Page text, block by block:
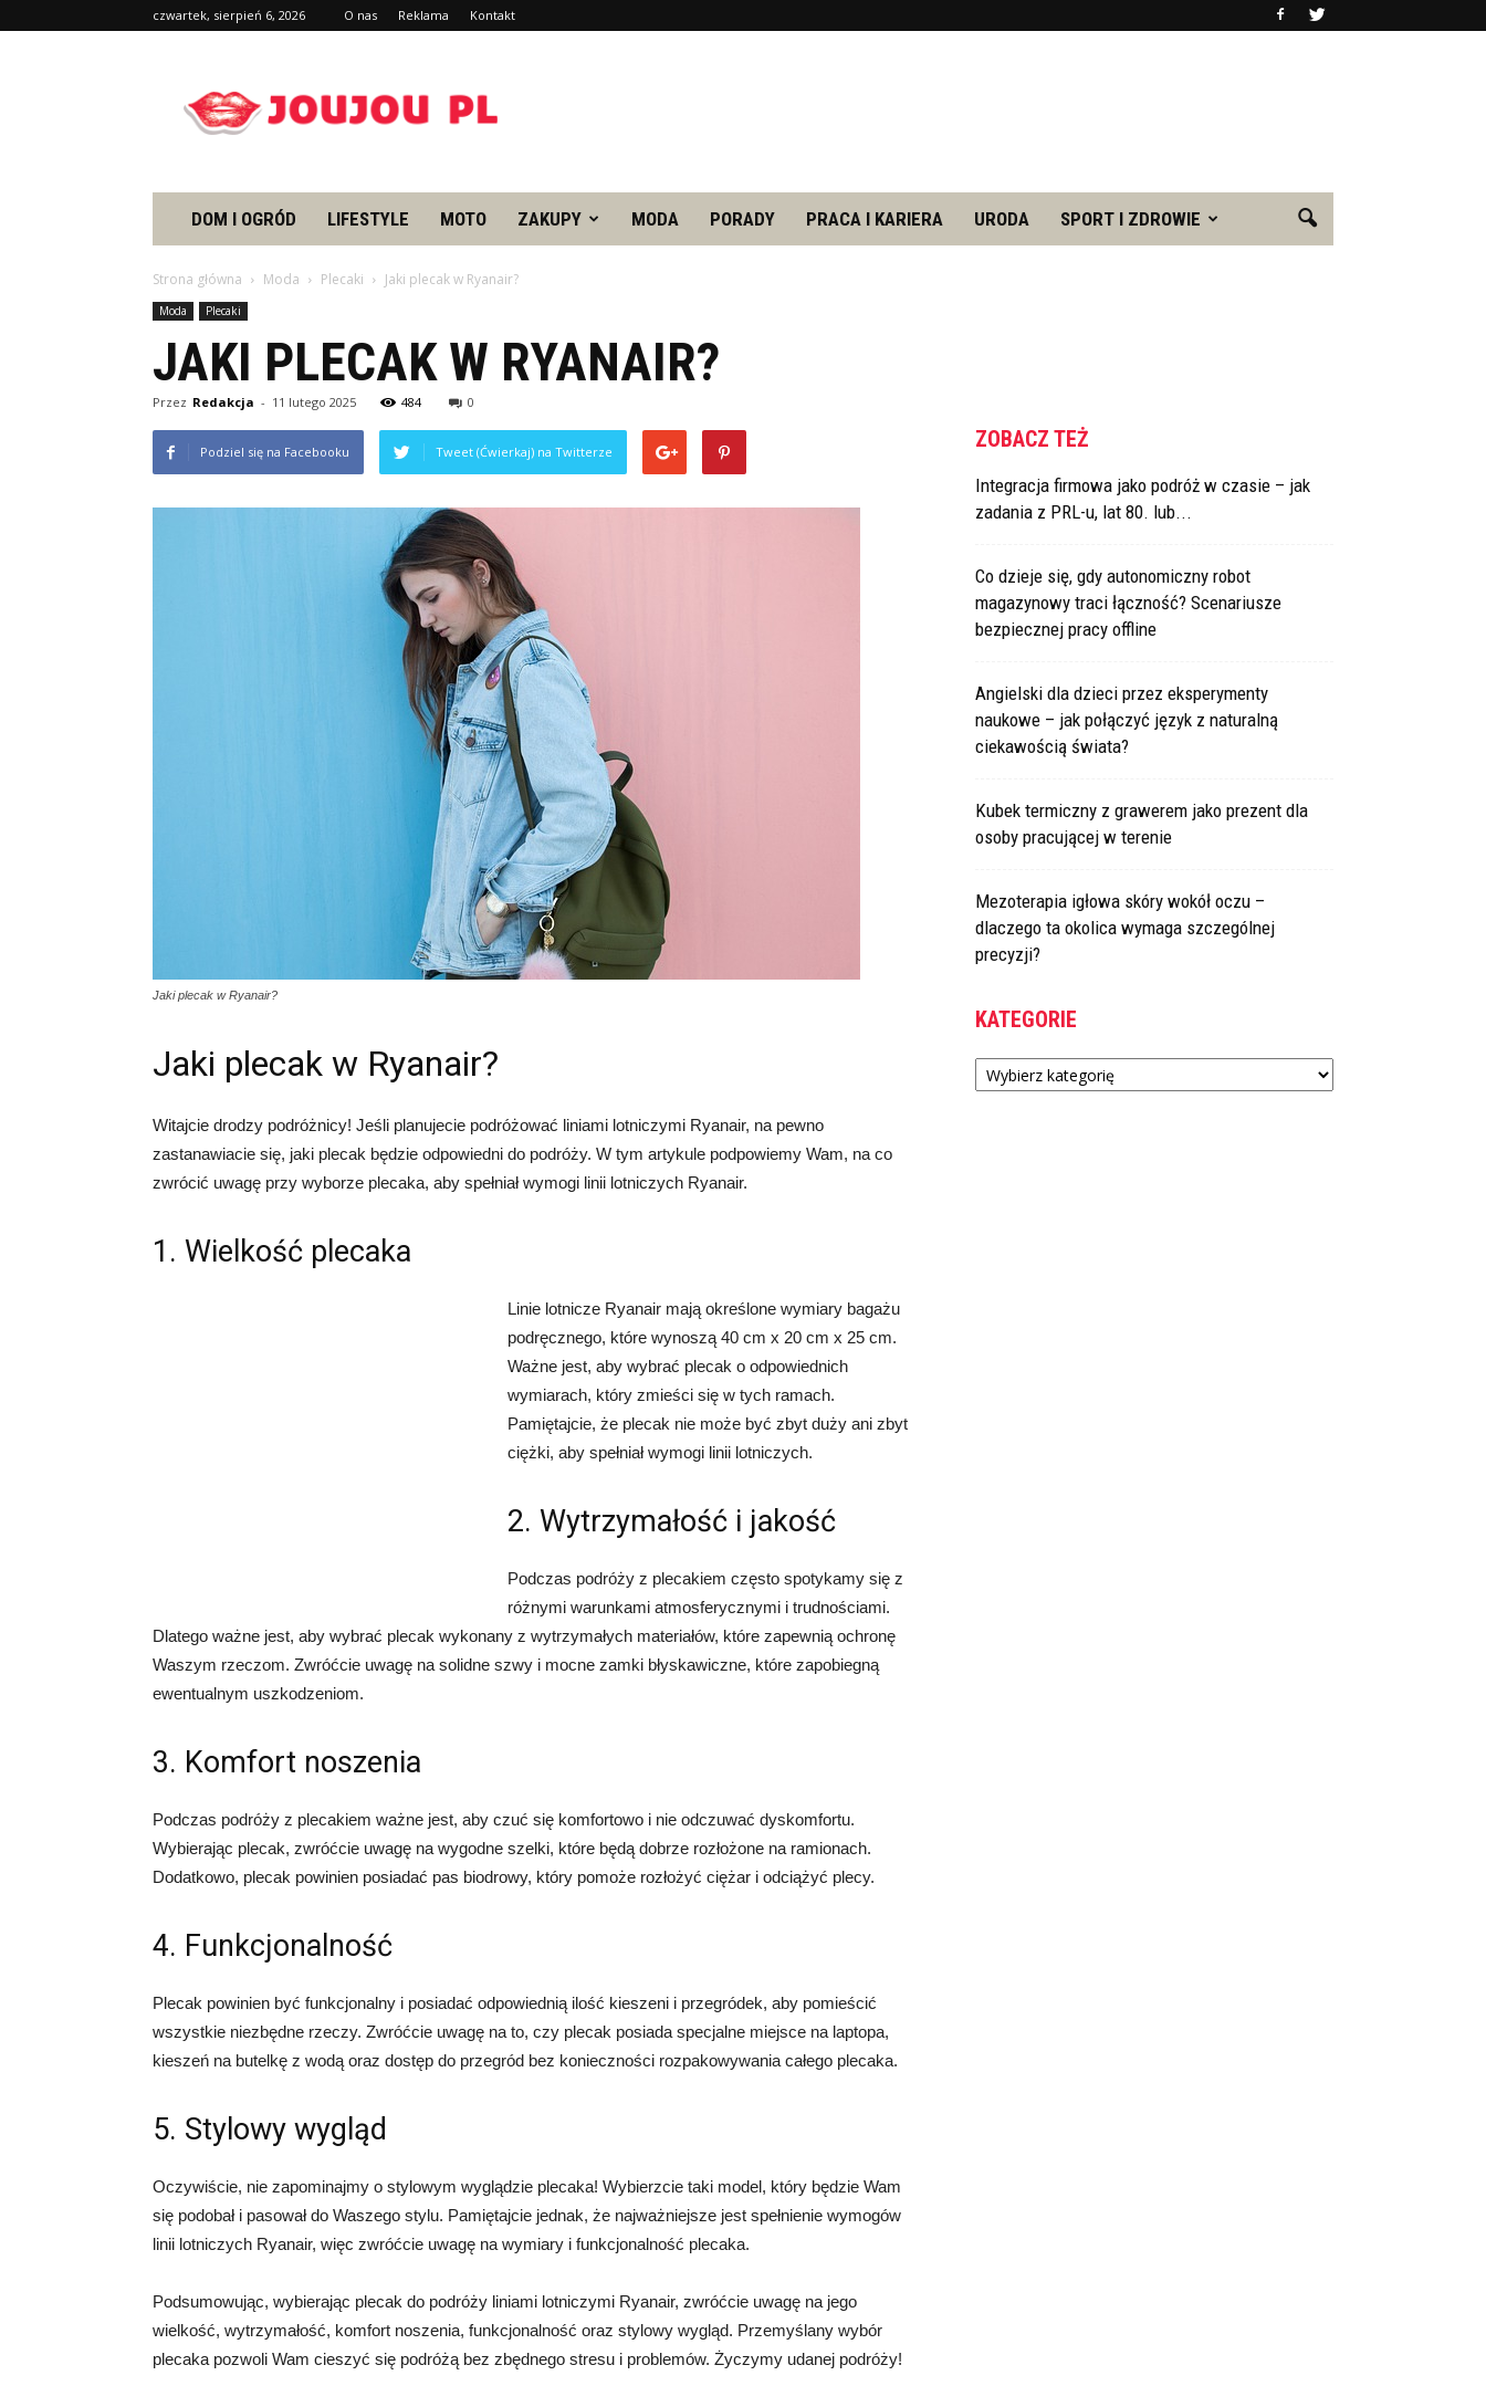
czwartek, sierpień 6, 2026 O nas Reklama Kontakt
DOM I OGRÓD LIFESTYLE MOTO ZAKUPY MODA PORADY PRACA I KARIERA URODA SPORT I ZDROWIE
Strona główna Moda Plecaki Jaki plecak w Ryanair?
Moda Plecaki
JAKI PLECAK W RYANAIR?
Przez Redakcja - 11 lutego 2025 484 0
Podziel się na Facebooku Tweet (Ćwierkaj) na Twitterze
Jaki plecak w Ryanair?
Jaki plecak w Ryanair?
Witajcie drodzy podróżnicy! Jeśli planujecie podróżować liniami lotniczymi Ryanair, na pewno
zastanawiacie się, jaki plecak będzie odpowiedni do podróży. W tym artykule podpowiemy Wam, na co
zwrócić uwagę przy wyborze plecaka, aby spełniał wymogi linii lotniczych Ryanair.
1. Wielkość plecaka
Linie lotnicze Ryanair mają określone wymiary bagażu
podręcznego, które wynoszą 40 cm x 20 cm x 25 cm.
Ważne jest, aby wybrać plecak o odpowiednich
wymiarach, który zmieści się w tych ramach.
Pamiętajcie, że plecak nie może być zbyt duży ani zbyt
ciężki, aby spełniał wymogi linii lotniczych.
2. Wytrzymałość i jakość
Podczas podróży z plecakiem często spotykamy się z
różnymi warunkami atmosferycznymi i trudnościami.
Dlatego ważne jest, aby wybrać plecak wykonany z wytrzymałych materiałów, które zapewnią ochronę
Waszym rzeczom. Zwróćcie uwagę na solidne szwy i mocne zamki błyskawiczne, które zapobiegną
ewentualnym uszkodzeniom.
3. Komfort noszenia
Podczas podróży z plecakiem ważne jest, aby czuć się komfortowo i nie odczuwać dyskomfortu.
Wybierając plecak, zwróćcie uwagę na wygodne szelki, które będą dobrze rozłożone na ramionach.
Dodatkowo, plecak powinien posiadać pas biodrowy, który pomoże rozłożyć ciężar i odciążyć plecy.
4. Funkcjonalność
Plecak powinien być funkcjonalny i posiadać odpowiednią ilość kieszeni i przegródek, aby pomieścić
wszystkie niezbędne rzeczy. Zwróćcie uwagę na to, czy plecak posiada specjalne miejsce na laptopa,
kieszeń na butelkę z wodą oraz dostęp do przegród bez konieczności rozpakowywania całego plecaka.
5. Stylowy wygląd
Oczywiście, nie zapominajmy o stylowym wyglądzie plecaka! Wybierzcie taki model, który będzie Wam
się podobał i pasował do Waszego stylu. Pamiętajcie jednak, że najważniejsze jest spełnienie wymogów
linii lotniczych Ryanair, więc zwróćcie uwagę na wymiary i funkcjonalność plecaka.
Podsumowując, wybierając plecak do podróży liniami lotniczymi Ryanair, zwróćcie uwagę na jego
wielkość, wytrzymałość, komfort noszenia, funkcjonalność oraz stylowy wygląd. Przemyślany wybór
plecaka pozwoli Wam cieszyć się podróżą bez zbędnego stresu i problemów. Życzymy udanej podróży!
ZOBACZ TEŻ
Integracja firmowa jako podróż w czasie – jak
zadania z PRL-u, lat 80. lub...
Co dzieje się, gdy autonomiczny robot
magazynowy traci łączność? Scenariusze
bezpiecznej pracy offline
Angielski dla dzieci przez eksperymenty
naukowe – jak połączyć język z naturalną
ciekawością świata?
Kubek termiczny z grawerem jako prezent dla
osoby pracującej w terenie
Mezoterapia igłowa skóry wokół oczu –
dlaczego ta okolica wymaga szczególnej
precyzji?
KATEGORIE
Kategorie